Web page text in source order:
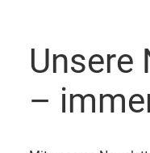
Unsere
–